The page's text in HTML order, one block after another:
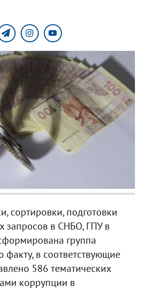
сортировки, подготовки
запросов в СНБО, ГПУ в
группа
факту, в соответствующие
586 тематических
коррупции в